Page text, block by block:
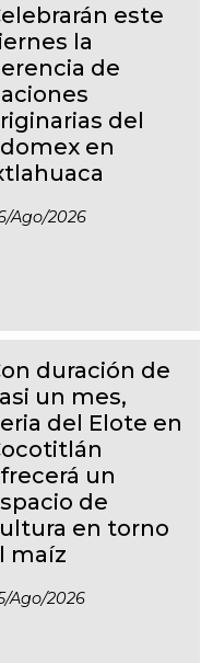
este
la
de
del
en
ago/2026
duración de
un mes,
del Elote en
un
de
en torno
maíz
ago/2026